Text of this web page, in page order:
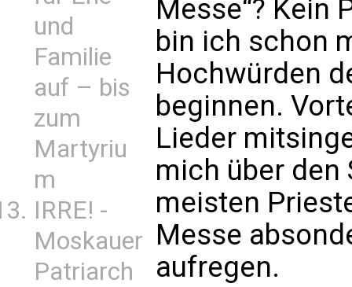
und
Familie
auf – bis
zum
Martyriu
m
IRRE! -
Moskauer
Patriarch
Messe“? Kein
bin ich schon
Hochwürden
beginnen.
Lieder
mich über den
meisten
Messe
aufregen.